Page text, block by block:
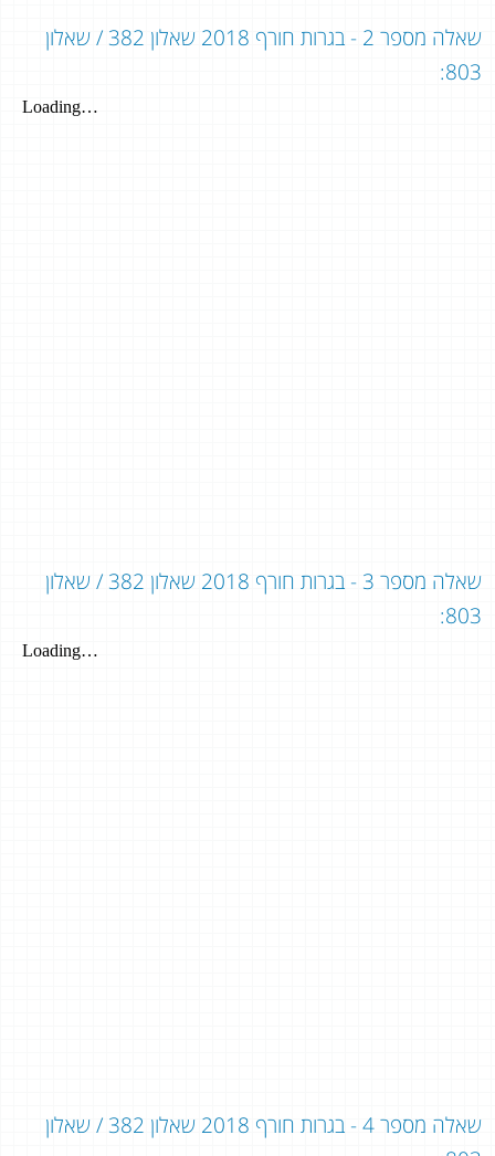
שאלה מספר 2 - בגרות חורף 2018 שאלון 382 / שאלון
803:
שאלה מספר 3 - בגרות חורף 2018 שאלון 382 / שאלון
803:
שאלה מספר 4 - בגרות חורף 2018 שאלון 382 / שאלון